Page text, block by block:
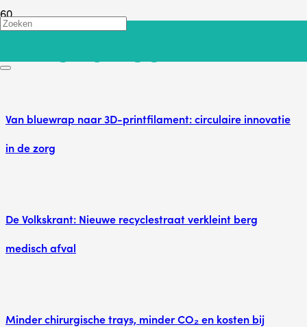
Van bluewrap naar 3D-printfilament: circulaire innovatie
in de zorg
De Volkskrant: Nieuwe recyclestraat verkleint berg
medisch afval
Minder chirurgische trays, minder CO₂ en kosten bij